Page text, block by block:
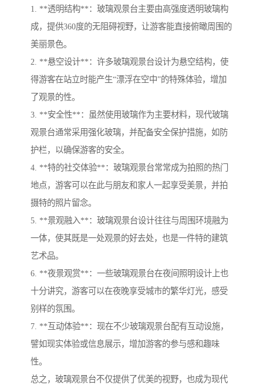
1. **透明结构**：玻璃观景台主要由高强度透明玻璃构
成，提供360度的无阻碍视野，让游客能直接俯瞰周围的
美丽景色。
2. **悬空设计**：许多玻璃观景台设计为悬空结构，使
得游客在站立时能产生“漂浮在空中”的特殊体验，增加
了观景的性。
3. **安全性**：虽然使用玻璃作为主要材料，现代玻璃
观景台通常采用强化玻璃，并配备安全保护措施，如防
护栏，以确保游客的安全。
4. **特的社交体验**：玻璃观景台常常成为拍照的热门
地点，游客可以在此与朋友和家人一起享受美景，并拍
摄特的照片留念。
5. **景观融入**：玻璃观景台设计往往与周围环境融为
一体，使其既是一处观景的好去处，也是一件特的建筑
艺术品。
6. **夜景观赏**：一些玻璃观景台在夜间照明设计上也
十分讲究，游客可以在夜晚享受城市的繁华灯光，感受
别样的氛围。
7. **互动体验**：现在不少玻璃观景台配有互动设施，
譬如现实体验或信息展示，增加游客的参与感和趣味
性。
总之，玻璃观景台不仅提供了优美的视野，也成为现代